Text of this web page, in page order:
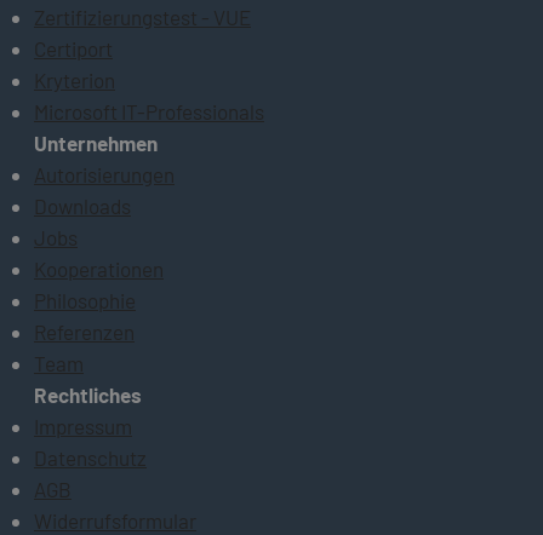
Zertifizierungstest - VUE
Certiport
Kryterion
Microsoft IT-Professionals
Unternehmen
Autorisierungen
Downloads
Jobs
Kooperationen
Philosophie
Referenzen
Team
Rechtliches
Impressum
Datenschutz
AGB
Widerrufsformular